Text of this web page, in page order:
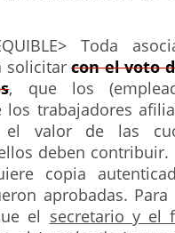
Toda
solicitarcon el voto
, que los
los trabajadores
el valor de las
deben contribuir.
copia
aprobadas.
el secretario y el